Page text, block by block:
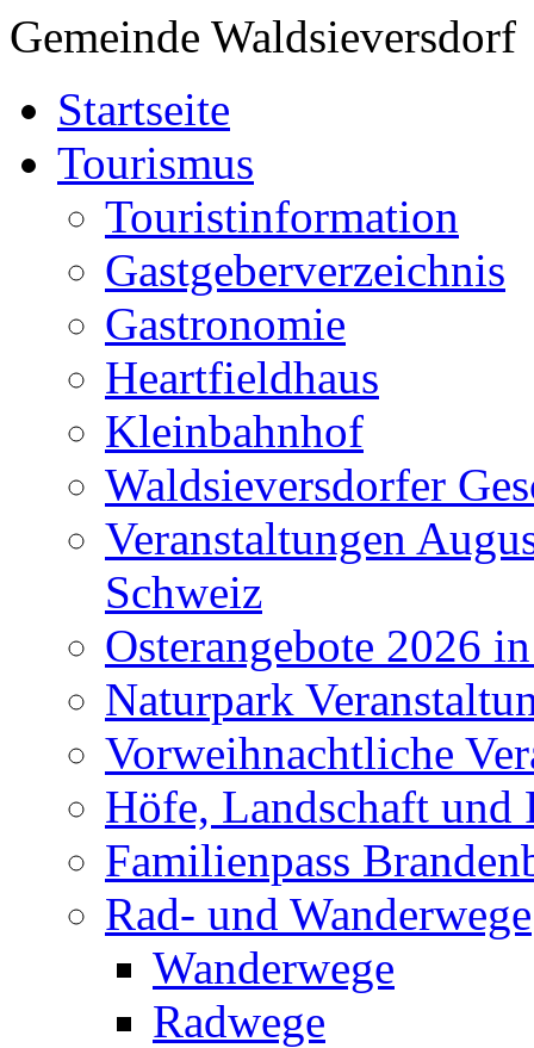
Gemeinde Waldsieversdorf
Startseite
Tourismus
Touristinformation
Gastgeberverzeichnis
Gastronomie
Heartfieldhaus
Kleinbahnhof
Waldsieversdorfer
Veranstaltungen
Schweiz
Osterangebote 2026
Naturpark
Vorweihnachtliche
Höfe, Landschaft und
Familienpass
Rad- und Wanderwege
Wanderwege
Radwege